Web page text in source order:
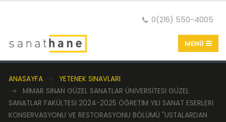
0(216) 550-4005
ANASAYFA
YETENEK SINAVLARI
MİMAR SİNAN GÜZEL SANATLAR ÜNİVERSİTESİ GÜZEL
SANATLAR FAKÜLTESİ 2024-2025 ÖĞRETİM YILI SANAT ESERLERİ
KONSERVASYONU VE RESTORASYONU BÖLÜMÜ "USTALARDAN